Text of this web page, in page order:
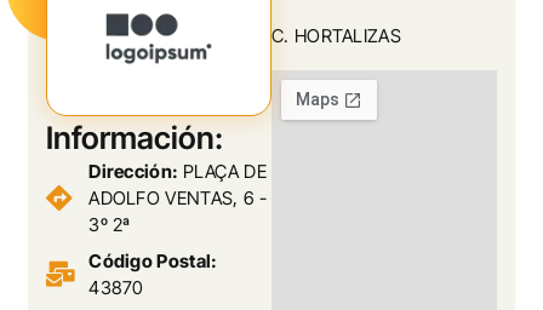
C. HORTALIZAS
Información:
Dirección: PLAÇA DE
ADOLFO VENTAS, 6 -
3º 2ª
Código Postal:
43870